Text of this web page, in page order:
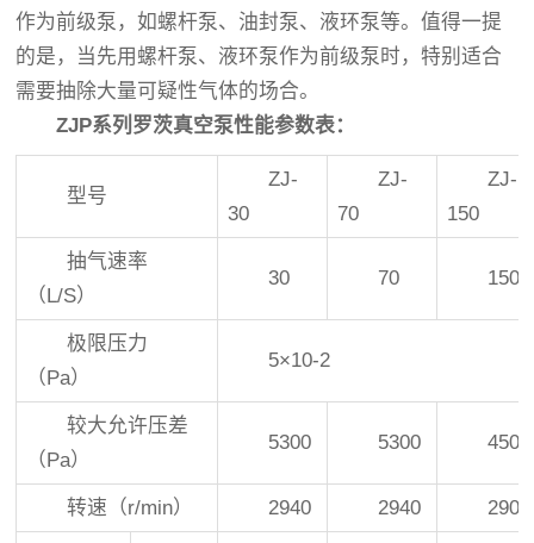
作为前级泵，如螺杆泵、油封泵、液环泵等。值得一提
的是，当先用螺杆泵、液环泵作为前级泵时，特别适合
需要抽除大量可疑性气体的场合。
ZJP系列罗茨真空泵性能参数表：
型号
ZJ-
30
ZJ-
70
ZJ-
150
抽气速率
（L/S）
30 70 150
极限压力
（Pa）
5×10-2
较大允许压差
（Pa）
5300 5300
转速（r/min） 2940 2940